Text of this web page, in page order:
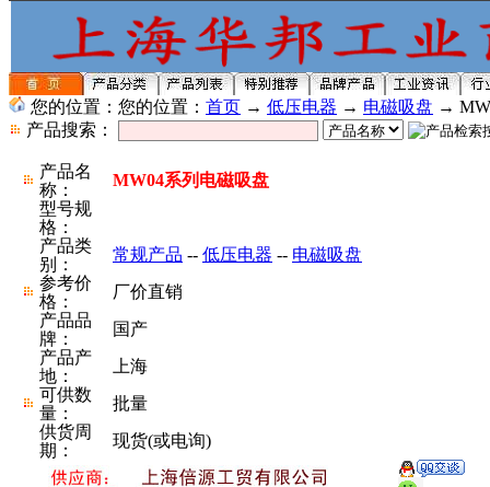
您的位置：您的位置： 首页 → 低压电器 → 电磁吸盘 →
产品搜索：
产品名
称：
MW04系列电磁吸盘
型号规
格：
产品类
别：
常规产品 -- 低压电器 -- 电磁吸盘
参考价
格：
厂价直销
产品品
牌：
国产
产品产
地：
上海
可供数
量：
批量
供货周
期：
现货(或电询)